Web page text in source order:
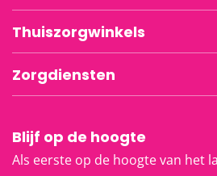
Thuiszorgwinkels
Zorgdiensten
Blijf op de hoogte
Als eerste op de hoogte van het